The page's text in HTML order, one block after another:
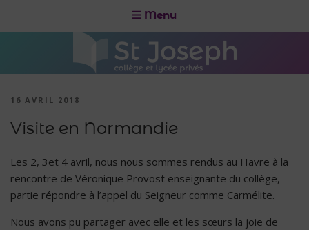
Menu
16 AVRIL 2018
Visite en Normandie
Les 2, 3et 4 avril, nous nous sommes rendus au Havre à la
rencontre de Véronique Provost enseignante du collège,
partie répondre à l’appel du Seigneur comme Carmélite.
Nous avons pu partager avec elle et les sœurs la joie de